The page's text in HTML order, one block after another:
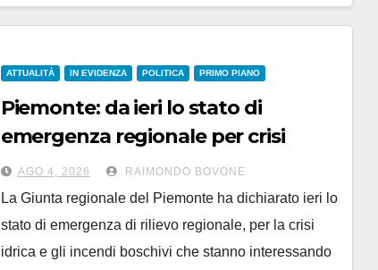
ATTUALITÀ IN EVIDENZA POLITICA PRIMO PIANO
Piemonte: da ieri lo stato di
emergenza regionale per crisi
idrica e incendi
AGO 4, 2026 RAIMONDO BOVONE
La Giunta regionale del Piemonte ha dichiarato ieri lo
stato di emergenza di rilievo regionale, per la crisi
idrica e gli incendi boschivi che stanno interessando